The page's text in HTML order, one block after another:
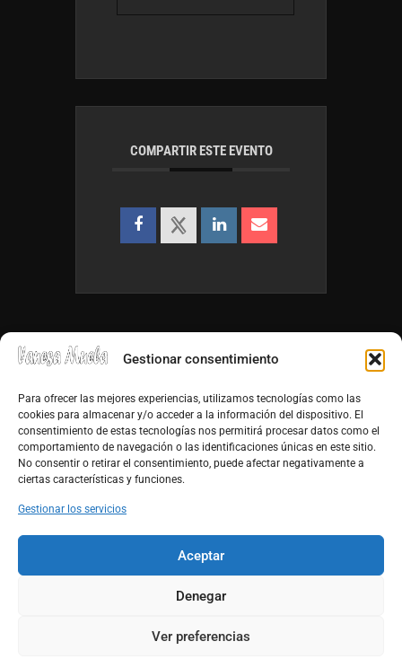
Gestionar consentimiento
Para ofrecer las mejores experiencias, utilizamos tecnologías como las
cookies para almacenar y/o acceder a la información del dispositivo. El
consentimiento de estas tecnologías nos permitirá procesar datos como el
comportamiento de navegación o las identificaciones únicas en este sitio.
No consentir o retirar el consentimiento, puede afectar negativamente a
ciertas características y funciones.
Gestionar los servicios
Aceptar
Denegar
Ver preferencias
COMPARTIR ESTE EVENTO
info@vanesamuela.es
Tfno. 659 813 899
Youtube